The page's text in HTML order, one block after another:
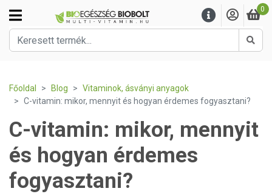
0
Főoldal Blog
Vitaminok, ásványi anyagok
C-vitamin: mikor, mennyit és hogyan érdemes fogyasztani?
C-vitamin: mikor, mennyit
és hogyan érdemes
fogyasztani?